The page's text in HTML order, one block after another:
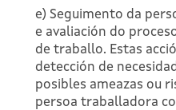
e) Seguimento da
e avaliación do
de traballo. Estas
detección de
posibles ameazas ou
persoa traballadora